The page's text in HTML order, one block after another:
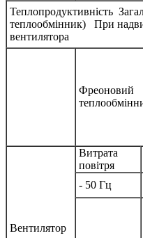
Теплопродуктивність
теплообмінник) При
вентилятора
Фреоновий
Вентилятор
Витрата
повітря
- 50 Гц